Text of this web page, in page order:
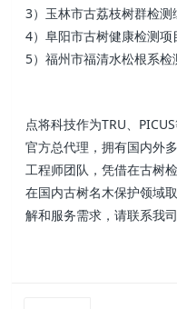
3）玉林市古荔枝树群检测
4）阜阳市古树健康检测项
5）福州市福清水松根系检
点将科技作为TRU、
官方总代理，拥有国内外
工程师团队，凭借在古树
在国内古树名木保护领域
解和服务需求，请联系我